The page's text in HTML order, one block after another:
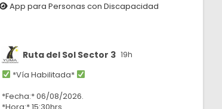
App para Personas con Discapacidad
Ruta del Sol Sector 3 19h
*Vía Habilitada*
*Fecha:* 06/08/2026.